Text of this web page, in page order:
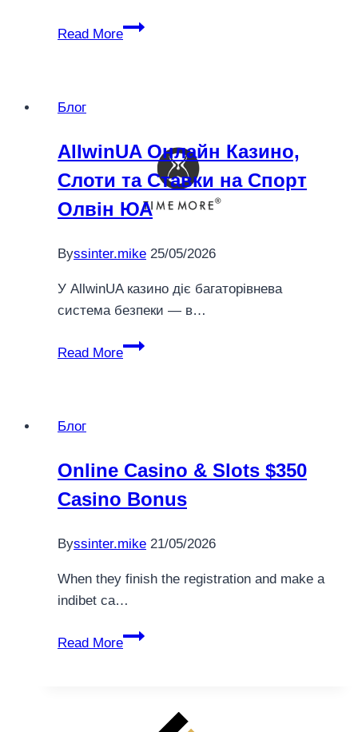
Read More
Fav365
гру,
бонуси
та
фінансові
на
платформі
Блог
AllwinUA Онлайн Казино,
Слоти та Ставки на Спорт
Олвін ЮА
Byssinter.mike 25/05/2026
У AllwinUA казино діє багаторівнева
система безпеки — в…
Read More
AllwinUA
на
Спорт
ЮА
Блог
Online Casino & Slots $350
Casino Bonus
Byssinter.mike 21/05/2026
When they finish the registration and make a
indibet ca…
Read More
Online